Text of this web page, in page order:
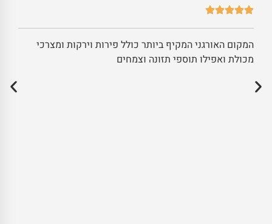
המקום האורגני המקיף ביותר כולל פירות וירקות ומצרכי
מכולת ואפילו תוספי תזונה וצמחים